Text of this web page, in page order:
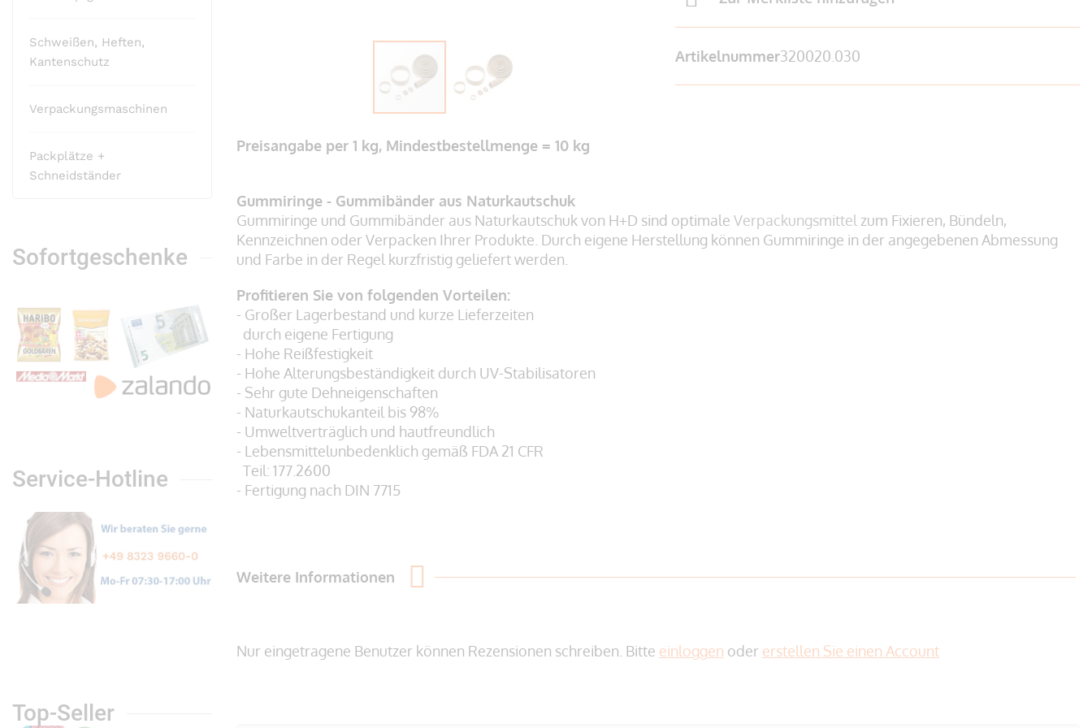
Schweißen, Heften,
Kantenschutz
Verpackungsmaschinen
Packplätze +
Schneidständer
Sofortgeschenke
Service-Hotline
Top-Seller
Anfang
springen
Artikelnummer320020.030
Preisangabe per 1 kg, Mindestbestellmenge = 10 kg
Gummiringe - Gummibänder aus Naturkautschuk
Gummiringe und Gummibänder aus Naturkautschuk von H+D sind optimale Verpackungsmittel zum Fixieren, Bündeln,
Kennzeichnen oder Verpacken Ihrer Produkte. Durch eigene Herstellung können Gummiringe in der angegebenen Abmessung
und Farbe in der Regel kurzfristig geliefert werden.
Profitieren Sie von folgenden Vorteilen:
- Großer Lagerbestand und kurze Lieferzeiten
durch eigene Fertigung
- Hohe Reißfestigkeit
- Hohe Alterungsbeständigkeit durch UV-Stabilisatoren
- Sehr gute Dehneigenschaften
- Naturkautschukanteil bis 98%
- Umweltverträglich und hautfreundlich
- Lebensmittelunbedenklich gemäß FDA 21 CFR
Teil: 177.2600
- Fertigung nach DIN 7715
Weitere Informationen
Nur eingetragene Benutzer können Rezensionen schreiben. Bitte einloggen oder erstellen Sie einen Account